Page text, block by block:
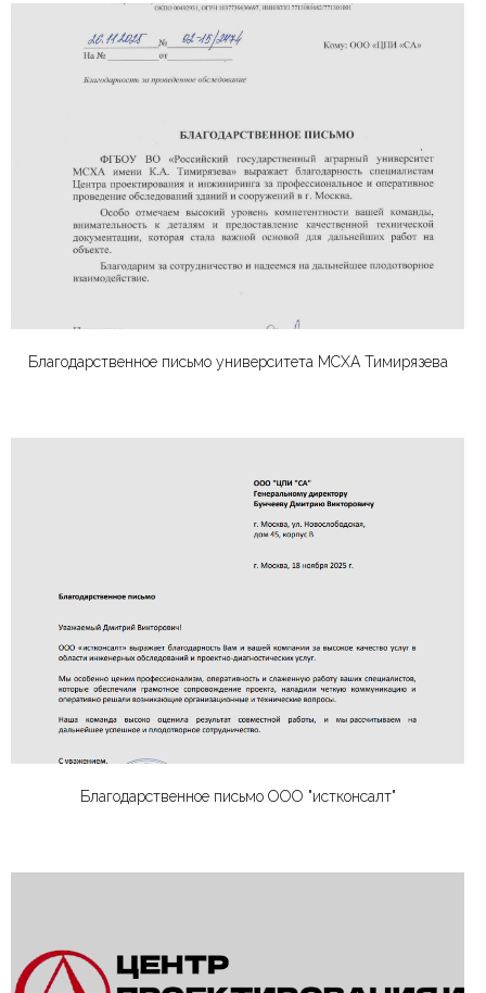
Благодарственное письмо университета МСХА Тимирязева
Благодарственное письмо ООО "истконсалт"